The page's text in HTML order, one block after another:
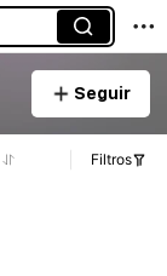
Seguir
Filtros